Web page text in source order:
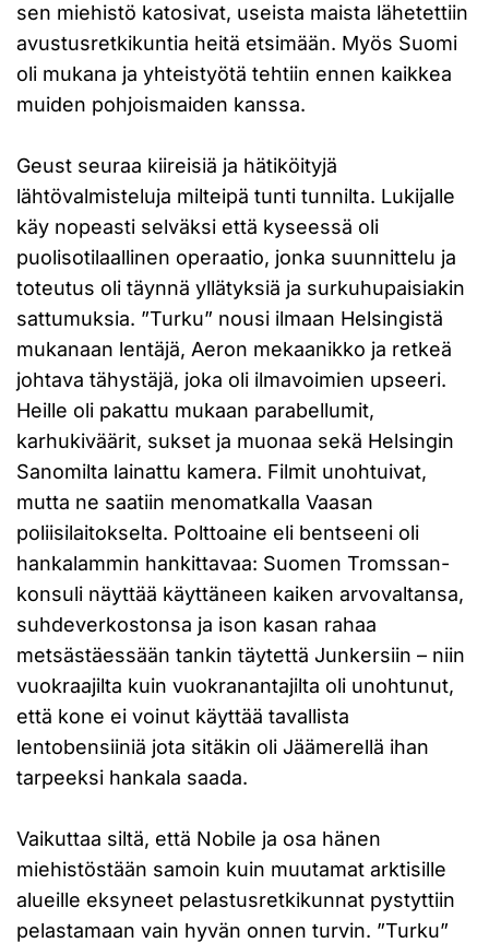
sen miehistö katosivat, useista maista lähetettiin
avustusretkikuntia heitä etsimään. Myös Suomi
oli mukana ja yhteistyötä tehtiin ennen kaikkea
muiden pohjoismaiden kanssa.
Geust seuraa kiireisiä ja hätiköityjä
lähtövalmisteluja milteipä tunti tunnilta. Lukijalle
käy nopeasti selväksi että kyseessä oli
puolisotilaallinen operaatio, jonka suunnittelu ja
toteutus oli täynnä yllätyksiä ja surkuhupaisiakin
sattumuksia. ”Turku” nousi ilmaan Helsingistä
mukanaan lentäjä, Aeron mekaanikko ja retkeä
johtava tähystäjä, joka oli ilmavoimien upseeri.
Heille oli pakattu mukaan parabellumit,
karhukiväärit, sukset ja muonaa sekä Helsingin
Sanomilta lainattu kamera. Filmit unohtuivat,
mutta ne saatiin menomatkalla Vaasan
poliisilaitokselta. Polttoaine eli bentseeni oli
hankalammin hankittavaa: Suomen Tromssan-
konsuli näyttää käyttäneen kaiken arvovaltansa,
suhdeverkostonsa ja ison kasan rahaa
metsästäessään tankin täytettä Junkersiin – niin
vuokraajilta kuin vuokranantajilta oli unohtunut,
että kone ei voinut käyttää tavallista
lentobensiiniä jota sitäkin oli Jäämerellä ihan
tarpeeksi hankala saada.
Vaikuttaa siltä, että Nobile ja osa hänen
miehistöstään samoin kuin muutamat arktisille
alueille eksyneet pelastusretkikunnat pystyttiin
pelastamaan vain hyvän onnen turvin. ”Turku”